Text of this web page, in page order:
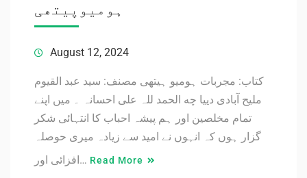
ہومیوپیتھی
August 12, 2024
کتاب: مجربات ہومیو ہیتھی مصنف: سید عبد القیوم
ملیح آبادی دییا چه الحمد للہ علی احسانہ ۔ میں اپنے
تمام مخلصین اور ہم پیشہ احباب کا انتہائی شکر
گزار ہوں کہ انہوں نے امید سے زیادہ میری حوصلہ
افزائی اور… Read More